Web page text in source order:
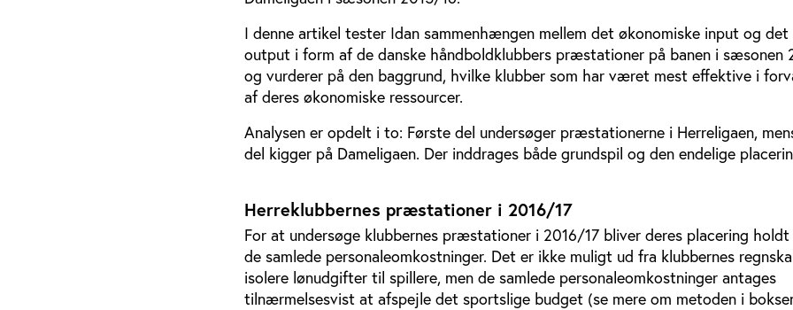
I denne artikel tester Idan sammenhængen mellem det økonomiske input og
output i form af de danske håndboldklubbers præstationer på banen i sæsonen
og vurderer på den baggrund, hvilke klubber som har været mest effektive i
af deres økonomiske ressourcer.
Analysen er opdelt i to: Første del undersøger præstationerne i Herreligaen,
del kigger på Dameligaen. Der inddrages både grundspil og den endelige
Herreklubbernes præstationer i 2016/17
For at undersøge klubbernes præstationer i 2016/17 bliver deres placering
de samlede personaleomkostninger. Det er ikke muligt ud fra klubbernes
isolere lønudgifter til spillere, men de samlede personaleomkostninger antages
tilnærmelsesvist at afspejle det sportslige budget (se mere om metoden i